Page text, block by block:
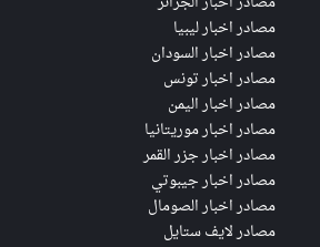
مصادر اخبار ليبيا
مصادر اخبار السودان
مصادر اخبار تونس
مصادر اخبار اليمن
مصادر اخبار موريتانيا
مصادر اخبار جزر القمر
مصادر اخبار جيبوتي
مصادر اخبار الصومال
مصادر لايف ستايل